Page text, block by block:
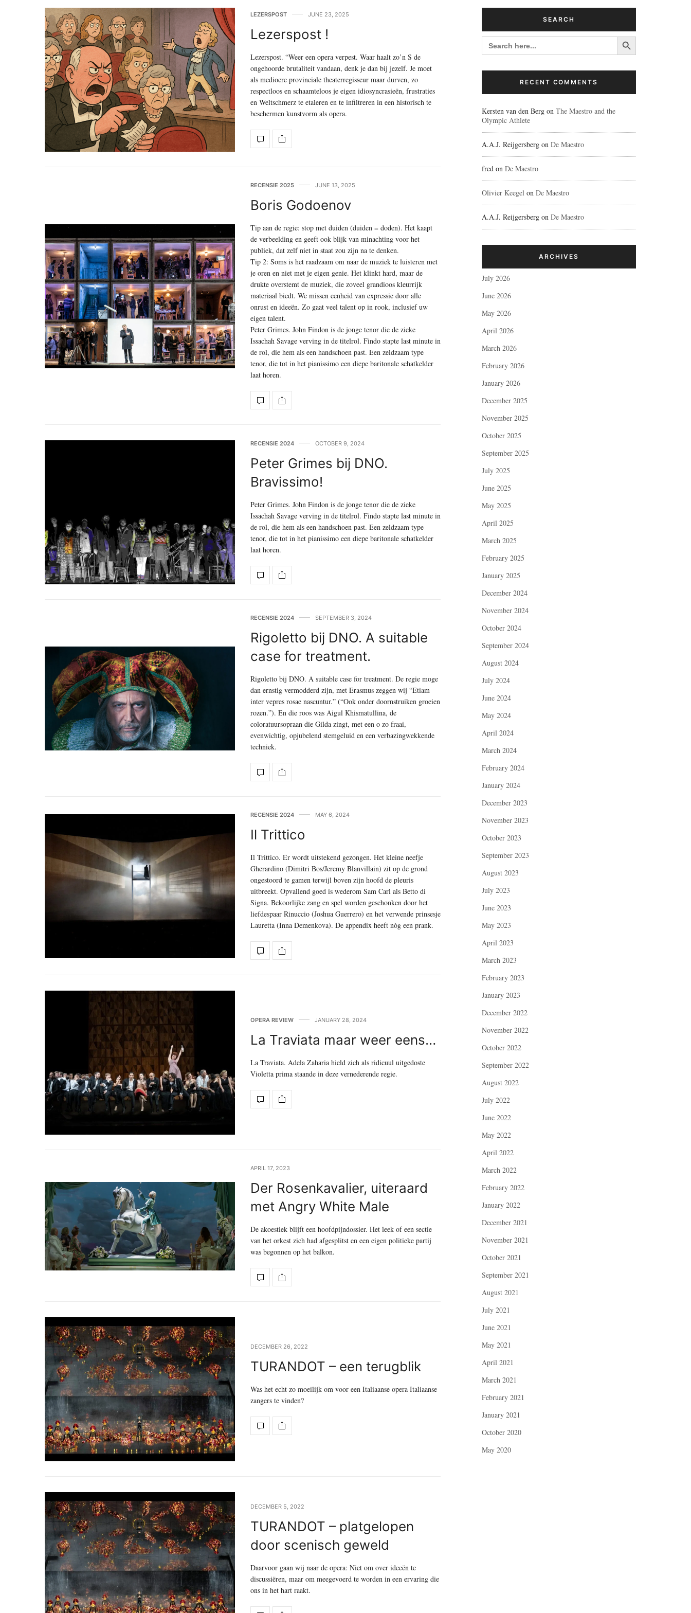
LEZERSPOST JUNE 23, 2025
Lezerspost !
Lezerspost. “Weer een opera verpest. Waar haalt zo’n S de
ongehoorde brutaliteit vandaan, denk je dan bij jezelf. Je moet
als mediocre provinciale theaterregisseur maar durven, zo
respectloos en schaamteloos je eigen idiosyncrasieën, frustraties
en Weltschmerz te etaleren en te infiltreren in een historisch te
beschermen kunstvorm als opera.
RECENSIE 2025 JUNE 13, 2025
Boris Godoenov
Tip aan de regie: stop met duiden (duiden = doden). Het kaapt
de verbeelding en geeft ook blijk van minachting voor het
publiek, dat zelf niet in staat zou zijn na te denken.
Tip 2: Soms is het raadzaam om naar de muziek te luisteren met
je oren en niet met je eigen genie. Het klinkt hard, maar de
drukte overstemt de muziek, die zoveel grandioos kleurrijk
materiaal biedt. We missen eenheid van expressie door alle
onrust en ideeën. Zo gaat veel talent op in rook, inclusief uw
eigen talent.
Peter Grimes. John Findon is de jonge tenor die de zieke
Issachah Savage verving in de titelrol. Findo stapte last minute in
de rol, die hem als een handschoen past. Een zeldzaam type
tenor, die tot in het pianissimo een diepe baritonale schatkelder
laat horen.
RECENSIE 2024 OCTOBER 9, 2024
Peter Grimes bij DNO.
Bravissimo!
Peter Grimes. John Findon is de jonge tenor die de zieke
Issachah Savage verving in de titelrol. Findo stapte last minute in
de rol, die hem als een handschoen past. Een zeldzaam type
tenor, die tot in het pianissimo een diepe baritonale schatkelder
laat horen.
RECENSIE 2024 SEPTEMBER 3, 2024
Rigoletto bij DNO. A suitable
case for treatment.
Rigoletto bij DNO. A suitable case for treatment. De regie moge
dan ernstig vermodderd zijn, met Erasmus zeggen wij “Etiam
inter vepres rosae nascuntur.” (“Ook onder doornstruiken groeien
rozen.”). En die roos was Aigul Khismatullina, de
coloratuursopraan die Gilda zingt, met een o zo fraai,
evenwichtig, opjubelend stemgeluid en een verbazingwekkende
techniek.
RECENSIE 2024 MAY 6, 2024
Il Trittico
Il Trittico. Er wordt uitstekend gezongen. Het kleine neefje
Gherardino (Dimitri Bos/Jeremy Blanvillain) zit op de grond
ongestoord te gamen terwijl boven zijn hoofd de pleuris
uitbreekt. Opvallend goed is wederom Sam Carl als Betto di
Signa. Bekoorlijke zang en spel worden geschonken door het
liefdespaar Rinuccio (Joshua Guerrero) en het verwende prinsesje
Lauretta (Inna Demenkova). De appendix heeft nòg een prank.
OPERA REVIEW JANUARY 28, 2024
La Traviata maar weer eens…
La Traviata. Adela Zaharia hield zich als ridicuul uitgedoste
Violetta prima staande in deze vernederende regie.
APRIL 17, 2023
Der Rosenkavalier, uiteraard
met Angry White Male
De akoestiek blijft een hoofdpijndossier. Het leek of een sectie
van het orkest zich had afgesplitst en een eigen politieke partij
was begonnen op het balkon.
DECEMBER 26, 2022
TURANDOT – een terugblik
Was het echt zo moeilijk om voor een Italiaanse opera Italiaanse
zangers te vinden?
DECEMBER 5, 2022
TURANDOT – platgelopen
door scenisch geweld
Daarvoor gaan wij naar de opera: Niet om over ideeën te
discussiëren, maar om meegevoerd te worden in een ervaring die
ons in het hart raakt.
SEARCH
SEARCH
FOR:
Search Button
RECENT COMMENTS
Kersten van den Berg on The Maestro and the
Olympic Athlete
A.A.J. Reijgersberg on De Maestro
fred on De Maestro
Olivier Keegel on De Maestro
A.A.J. Reijgersberg on De Maestro
ARCHIVES
July 2026
June 2026
May 2026
April 2026
March 2026
February 2026
January 2026
December 2025
November 2025
October 2025
September 2025
July 2025
June 2025
May 2025
April 2025
March 2025
February 2025
January 2025
December 2024
November 2024
October 2024
September 2024
August 2024
July 2024
June 2024
May 2024
April 2024
March 2024
February 2024
January 2024
December 2023
November 2023
October 2023
September 2023
August 2023
July 2023
June 2023
May 2023
April 2023
March 2023
February 2023
January 2023
December 2022
November 2022
October 2022
September 2022
August 2022
July 2022
June 2022
May 2022
April 2022
March 2022
February 2022
January 2022
December 2021
November 2021
October 2021
September 2021
August 2021
July 2021
June 2021
May 2021
April 2021
March 2021
February 2021
January 2021
October 2020
May 2020